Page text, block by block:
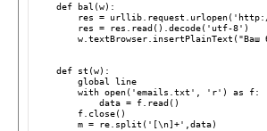
    def bal(w):
res =
        res = res.read().decode('utf-8')
    def st(w):
        global line
        with open('emails.txt', 'r') as f:
            data = f.read()
        f.close()
        m = re.split('[\n]+',data)